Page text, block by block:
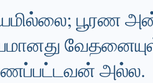
பூரண
அல்ல.